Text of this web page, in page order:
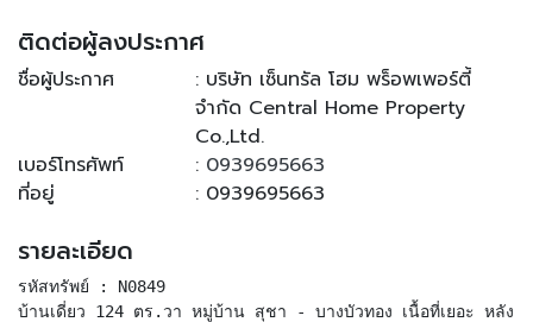
ติดต่อผู้ลงประกาศ
ชื่อผู้ประกาศ
: บริษัท เซ็นทรัล โฮม พร็อพเพอร์ตี้
จำกัด Central Home Property
Co.,Ltd.
เบอร์โทรศัพท์
: 0939695663
ที่อยู่
: 0939695663
รายละเอียด
รหัสทรัพย์ : N0849
บ้านเดี่ยว 124 ตร.วา หมู่บ้าน สุชา - บางบัวทอง เนื้อที่เยอะ หลัง